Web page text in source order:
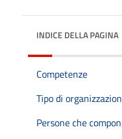
INDICE DELLA PAGINA
Competenze
Tipo di
Persone che